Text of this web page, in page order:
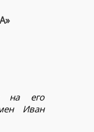
на его
Иван